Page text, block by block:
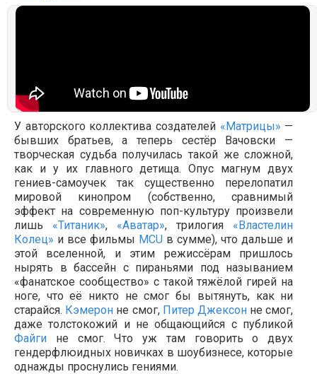
У авторского коллектива создателей «Матрицы» —
бывших братьев, а теперь сестёр Вачовски —
творческая судьба получилась такой же сложной,
как и у их главного детища. Опус магнум двух
гениев-самоучек так существенно перелопатил
мировой кинопром (собственно, сравнимый
эффект на современную поп-культуру произвели
лишь «Титаник», «Аватар», трилогия «Властелин
Колец» и все фильмы MCU в сумме), что дальше и
этой вселенной, и этим режиссёрам пришлось
нырять в бассейн с пираньями под называнием
«фанатское сообщество» с такой тяжёлой гирей на
ноге, что её никто не смог бы вытянуть, как ни
старайся. Кэмерон не смог, Питер Джексонне смог,
даже толстокожий и не общающийся с публикой
Файги не смог. Что уж там говорить о двух
гендерфлюидных новичках в шоубизнесе, которые
однажды проснулись гениями.